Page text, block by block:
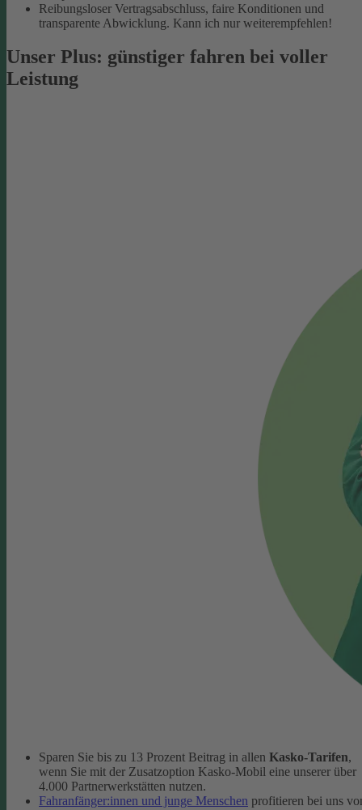
Reibungsloser Vertragsabschluss, faire Konditionen und
transparente Abwicklung. Kann ich nur weiterempfehlen!
Unser Plus: günstiger fahren bei voller
Leistung
Sparen Sie bis zu 13 Prozent Beitrag in allen Kasko-Tarifen,
wenn Sie mit der Zusatzoption Kasko-Mobil eine unserer über
4.000 Partnerwerkstätten nutzen.
Fahranfänger:innen und junge Menschen profitieren bei uns